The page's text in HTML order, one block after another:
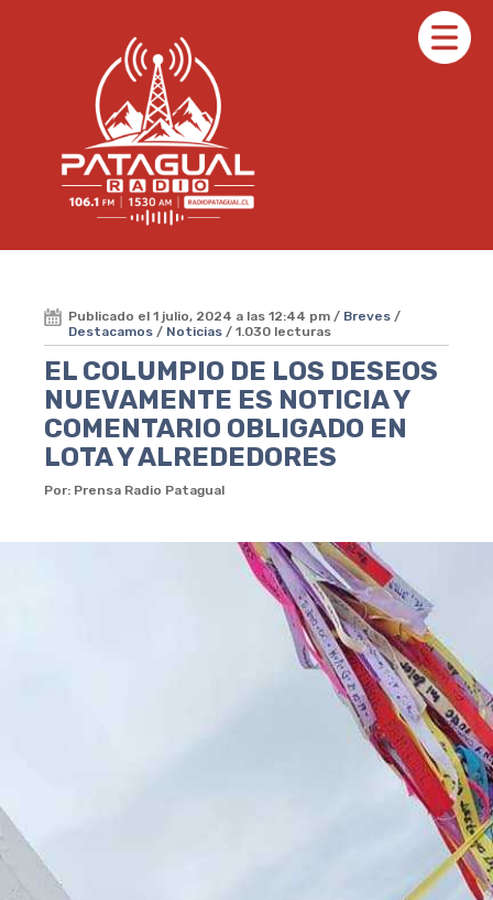
Publicado el 1 julio, 2024 a las 12:44 pm / Breves /
Destacamos / Noticias / 1.030 lecturas
EL COLUMPIO DE LOS DESEOS
NUEVAMENTE ES NOTICIA Y
COMENTARIO OBLIGADO EN
LOTA Y ALREDEDORES
Por: Prensa Radio Patagual